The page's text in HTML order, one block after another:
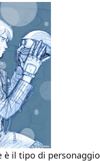
è il tipo di